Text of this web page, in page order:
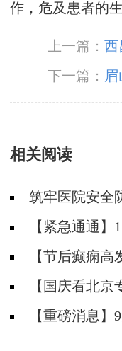
作，危及患者的生
上一篇：西
下一篇：
相关阅读
筑牢医院安
防安全培训纪实
【紧急通通
神经内科胡颖教
【节后癫痫
院陈葵博士免费
题！
【国庆看北
天坛&首钢医院
【重磅消息】